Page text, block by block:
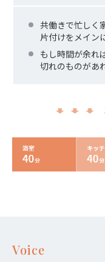
共働きで忙しく
片付けをメイン
もし時間が余れ
切れのものがあ
Voice